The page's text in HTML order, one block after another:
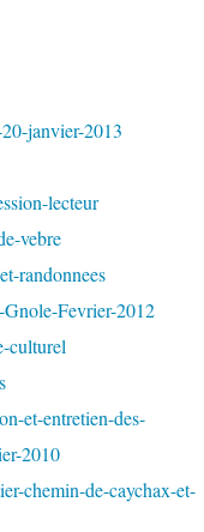
janvier-2013
lecteur
vebre
randonnees
Fevrier-2012
culturel
et-entretien-des-
2010
chemin-de-caychax-et-